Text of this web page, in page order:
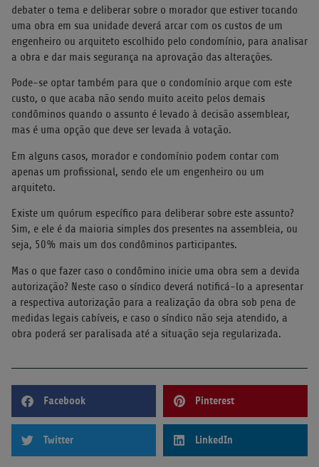
debater o tema e deliberar sobre o morador que estiver tocando
uma obra em sua unidade deverá arcar com os custos de um
engenheiro ou arquiteto escolhido pelo condomínio, para analisar
a obra e dar mais segurança na aprovação das alterações.
Pode-se optar também para que o condomínio arque com este
custo, o que acaba não sendo muito aceito pelos demais
condôminos quando o assunto é levado à decisão assemblear,
mas é uma opção que deve ser levada à votação.
Em alguns casos, morador e condomínio podem contar com
apenas um profissional, sendo ele um engenheiro ou um
arquiteto.
Existe um quórum específico para deliberar sobre este assunto?
Sim, e ele é da maioria simples dos presentes na assembleia, ou
seja, 50% mais um dos condôminos participantes.
Mas o que fazer caso o condômino inicie uma obra sem a devida
autorização? Neste caso o síndico deverá notificá-lo a apresentar
a respectiva autorização para a realização da obra sob pena de
medidas legais cabíveis, e caso o síndico não seja atendido, a
obra poderá ser paralisada até a situação seja regularizada.
Facebook Pinterest
Twitter LinkedIn